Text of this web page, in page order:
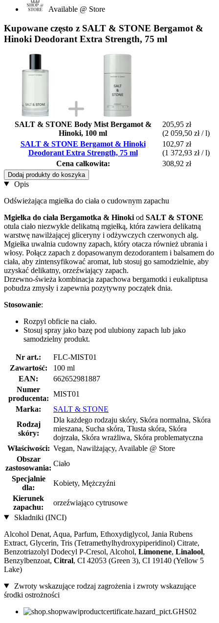
Available @ Store
Kupowane często z SALT & STONE Bergamot &
Hinoki Deodorant Extra Strength, 75 ml
SALT & STONE Body Mist Bergamot &
Hinoki, 100 ml
205,95 zł
(2 059,50 zł / l)
SALT & STONE Bergamot & Hinoki
Deodorant Extra Strength, 75 ml
102,97 zł
(1 372,93 zł / l)
Cena całkowita:
308,92 zł
Dodaj produkty do koszyka
Opis
Odświeżająca mgiełka do ciała o cudownym zapachu
Mgiełka do ciała Bergamotka & Hinoki od SALT & STONE
otula ciało niezwykle delikatną mgiełką, która zawiera delikatną
warstwę nawilżającej gliceryny i odżywczych czerwonych alg.
Mgiełka uwalnia cudowny zapach, który otacza również ubrania i
włosy. Połącz zapach z dopasowanym dezodorantem i balsamem do
ciała, aby zintensyfikować aromat, lub stosuj go samodzielnie, aby
uzyskać delikatny, orzeźwiający zapach.
Drzewno-świeża kombinacja zapachowa bergamotki i eukaliptusa
pobudza zmysły i zapewnia pozytywny początek dnia.
Stosowanie:
Rozpyl obficie na ciało.
Stosuj spray jako bazę pod ulubiony zapach lub jako
samodzielny produkt.
Nr art.:
FLC-MIST01
Zawartość:
100 ml
EAN:
662652981887
Numer
producenta:
MIST01
Marka:
SALT & STONE
Rodzaj
skóry:
Dla każdego rodzaju skóry, Skóra normalna, Skóra
mieszana, Sucha skóra, Tłusta skóra, Skóra
dojrzała, Skóra wrażliwa, Skóra problematyczna
Właściwości: Vegan, Nawilżający, Available @ Store
Obszar
zastosowania:
Ciało
Specjalnie
dla:
Kobiety, Mężczyźni
Kierunek
zapachu:
orzeźwiająco cytrusowe
Składniki (INCI)
Alcohol Denat, Aqua, Parfum, Ethoxydiglycol, Jania Rubens
Extract, Glycerin, Tris (Tetramethylhydroxypiperidinol) Citrate,
Benzotriazolyl Dodecyl P-Cresol, Alcohol, Limonene, Linalool,
Benzylbenzoat, Citral, CI 42053 (Green 3), CI 19140 (Yellow 5
Lake)
Zwroty wskazujące rodzaj zagrożenia i zwroty wskazujące
środki ostrożności